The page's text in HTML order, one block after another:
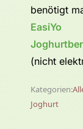
benötigt
EasiYo
(nicht
Kategorien:
Joghurt